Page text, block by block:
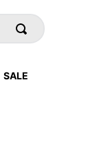
SALE